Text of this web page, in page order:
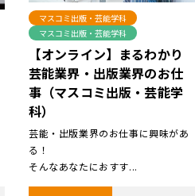
マスコミ出版・芸能学科
マスコミ出版・芸能学科
【オンライン】まるわかり
芸能業界・出版業界のお仕
事（マスコミ出版・芸能学
科）
芸能・出版業界のお仕事に興味があ
る！
そんなあなたにおすす...